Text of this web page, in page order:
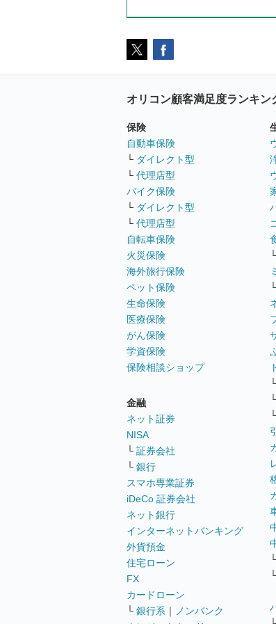
オリコン顧客満足度ランキン
保険
自動車保険
└ ダイレクト型
└ 代理店型
バイク保険
└ ダイレクト型
└ 代理店型
自転車保険
火災保険
海外旅行保険
ペット保険
生命保険
医療保険
がん保険
学資保険
保険相談ショップ
金融
ネット証券
NISA
└ 証券会社
└ 銀行
スマホ専業証券
iDeCo 証券会社
ネット銀行
インターネットバンキング
外貨預金
住宅ローン
FX
カードローン
└ 銀行系 ｜
ノンバンク
└
└
└
└
└
└
└